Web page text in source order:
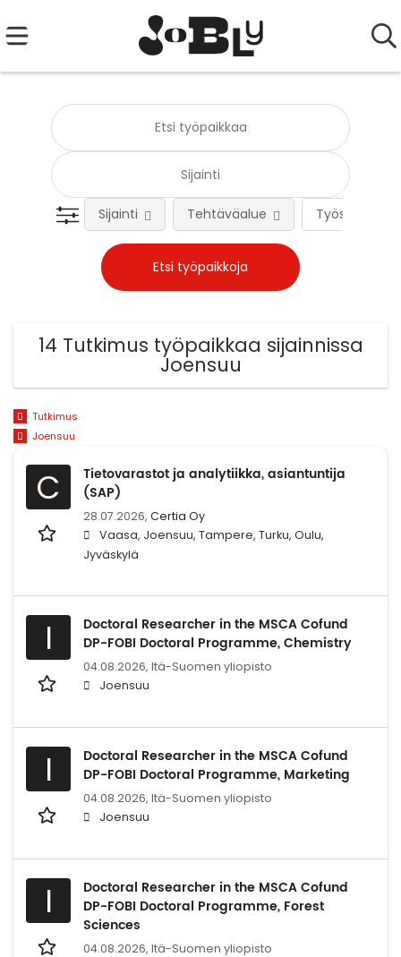
Työsuhteen
Sijainti Tehtäväalue
14 Tutkimus työpaikkaa sijainnissa
Joensuu
Tutkimus
Joensuu
C
Tietovarastot ja analytiikka, asiantuntija
(SAP)
28.07.2026, Certia Oy
Vaasa, Joensuu, Tampere, Turku, Oulu,
Jyväskylä
I
Doctoral Researcher in the MSCA Cofund
DP-FOBI Doctoral Programme, Chemistry
04.08.2026, Itä-Suomen yliopisto
Joensuu
I
Doctoral Researcher in the MSCA Cofund
DP-FOBI Doctoral Programme, Marketing
04.08.2026, Itä-Suomen yliopisto
Joensuu
I
Doctoral Researcher in the MSCA Cofund
DP-FOBI Doctoral Programme, Forest
Sciences
04.08.2026, Itä-Suomen yliopisto